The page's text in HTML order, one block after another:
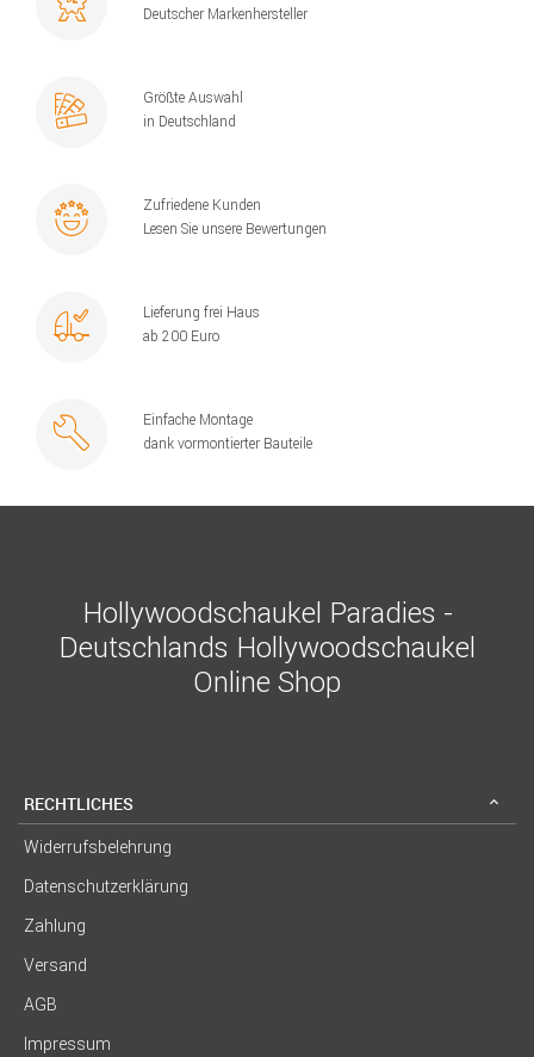
Deutscher Markenhersteller
Größte Auswahl
in Deutschland
Zufriedene Kunden
Lesen Sie unsere Bewertungen
Lieferung frei Haus
ab 200 Euro
Einfache Montage
dank vormontierter Bauteile
Hollywoodschaukel Paradies -
Deutschlands Hollywoodschaukel
Online Shop
RECHTLICHES
Widerrufsbelehrung
Datenschutzerklärung
Zahlung
Versand
AGB
Impressum